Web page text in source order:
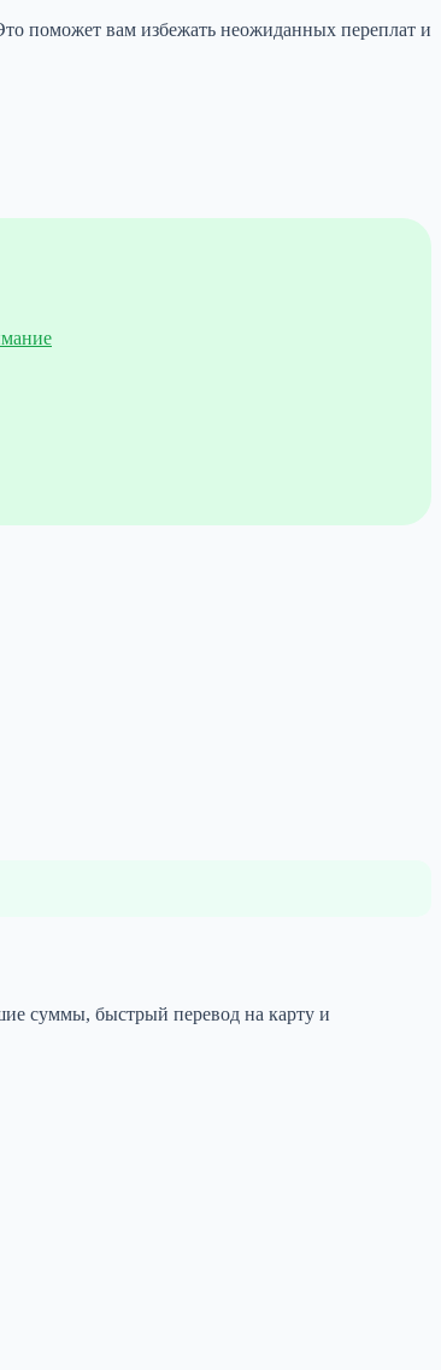
поможет вам избежать неожиданных переплат и
суммы, быстрый перевод на карту и